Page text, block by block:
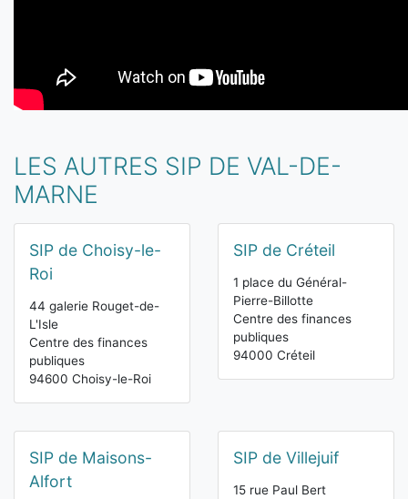
LES AUTRES SIP DE VAL-DE-
MARNE
SIP de Choisy-le-
Roi
44 galerie Rouget-de-
L'Isle
Centre des finances
publiques
94600 Choisy-le-Roi
SIP de Créteil
1 place du Général-
Pierre-Billotte
Centre des finances
publiques
94000 Créteil
SIP de Maisons-
Alfort
SIP de Villejuif
15 rue Paul Bert